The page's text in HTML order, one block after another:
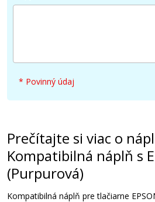
Originálna náplň EPSON
16,90 €
Pridať do
* Povinný údaj
Prečítajte si viac o
Kompatibilná náplň s
(Purpurová)
Kompatibilná náplň pre tlačiarne